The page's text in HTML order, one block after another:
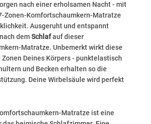
nach einer erholsamen Nacht - mit
Zonen-Komfortschaumkern-Matratze
Ausgeruht und entspannt
demSchlafauf dieser
Matratze. Unbemerkt wirkt diese
Deines Körpers - punktelastisch
und Becken erhalten so die
Deine Wirbelsäule wird perfekt
Matratze ist eine